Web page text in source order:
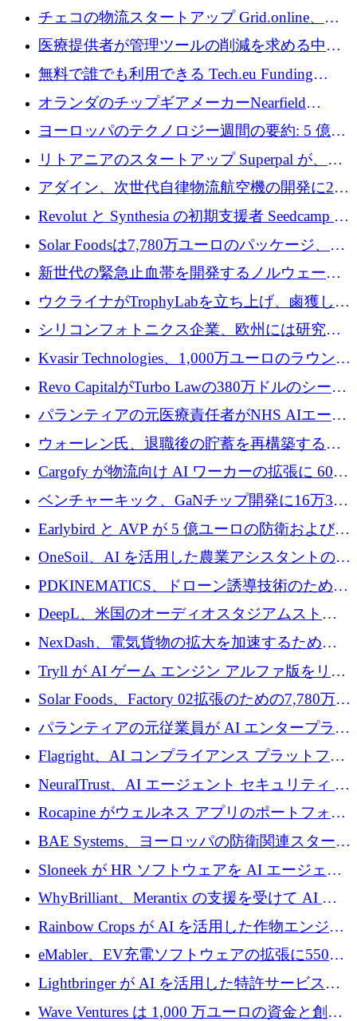
ンス全土に拡大するために1,300万ユーロを確
保
チェコの物流スタートアップ Grid.online、配
送量が 1 年で 10 倍に増加し、400 万ユーロの
医療提供者が管理ツールの削減を求める中、
a16z が Prosper AI を 3,000 万ドルで支援
無料で誰でも利用できる Tech.eu Funding
Explorer のご紹介
オランダのチップギアメーカーNearfield
Instrumentsが3億8,000万ドルを調達
ヨーロッパのテクノロジー週間の要約: 5 億
8,500 万ユーロを超える 60 以上のテクノロジ
ー資金調達取引
リトアニアのスタートアップ Superpal が、
Slack 内に構築された AI コワーカー プラット
フォームのために 50 万ユーロを調達
アダイン、次世代自律物流航空機の開発に250
万ユーロを確保
Revolut と Synthesia の初期支援者 Seedcamp が
3 億 2,000 万ドルを調達、米国に投資
Solar Foodsは7,780万ユーロのパッケージ、5
億ユーロの防衛および二重用途成長基金EDM
を開始、ヨーロッパのシリコンフォトニクス
に警告
新世代の緊急止血帯を開発するノルウェーの
スタートアップ企業を紹介する
ウクライナがTrophyLabを立ち上げ、鹵獲した
ロシア兵器を戦場の研究開発プラットフォー
ムに変える
シリコンフォトニクス企業、欧州には研究を
商業的に成功させるためのインフラが不足し
Kvasir Technologies、1,000万ユーロのラウンド
で成長を促進
Revo CapitalがTurbo Lawの380万ドルのシード
ラウンドを主導し、訴訟プラットフォームを
パランティアの元医療責任者がNHS AIエージ
ェントの立ち上げに1,000万ポンドを調達
ウォーレン氏、退職後の貯蓄を再構築するた
めに1,000万ユーロを調達
Cargofy が物流向け AI ワーカーの拡張に 600
万ドルを獲得
ベンチャーキック、GaNチップ開発に16万3千
ユーロでMinisaを支援
Earlybird と AVP が 5 億ユーロの防衛および二
重用途の成長基金である E2D を立ち上げる
OneSoil、AI を活用した農業アシスタントの拡
大に​​ 100 万ユーロを確保
PDKINEMATICS、ドローン誘導技術のために
200 万ユーロを調達
DeepL、米国のオーディオスタジアムストリ
ーミング事業Mixhaloを買収
NexDash、電気貨物の拡大を加速するために
EIT Urban Mobilityから250万ユーロを確保
Tryll が AI ゲーム エンジン アルファ版をリリ
ースし、60 万ドルのプレシード資金を確保
Solar Foods、Factory 02拡張のための7,780万ユ
ーロの資金調達パッケージを獲得
パランティアの元従業員が AI エンタープライ
ズ スタートアップの Conduct に 6,000 万ドル
を調達
Flagright、AI コンプライアンス プラットフォ
ームを拡張するためにシリーズ A で 1,250 万
ドルを確保
NeuralTrust、AI エージェント セキュリティ プ
ラットフォームの拡張に 2,000 万ドルを調達
Rocapine がウェルネス アプリのポートフォリ
オを拡大するためにシリーズ A で 1,300 万ド
ルを調達
BAE Systems、ヨーロッパの防衛関連スタート
アップの規模拡大を支援するために 5,000 万
ユーロの支援を開始
Sloneek が HR ソフトウェアを AI エージェン
トに変えるために 600 万ドルを調達
WhyBrilliant、Merantix の支援を受けて AI 求
人マッチングを拡大するために 100 万ユーロ
Rainbow Crops が AI を活用した作物エンジニ
アリングを拡張するために 970 万ユーロを調
eMabler、EV充電ソフトウェアの拡張に550万
ユーロを確保
Lightbringer が AI を活用した特許サービスを
拡大するために 1,000 万ドルを調達
Wave Ventures は 1,000 万ユーロの資金と創設